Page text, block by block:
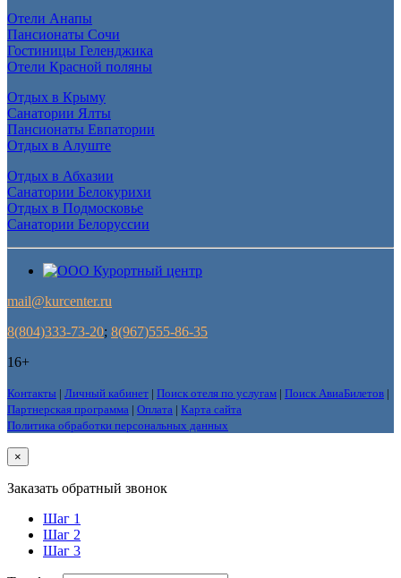
Отели Анапы
Пансионаты Сочи
Гостиницы Геленджика
Отели Красной поляны
Отдых в Крыму
Санатории Ялты
Пансионаты Евпатории
Отдых в Алуште
Отдых в Абхазии
Санатории Белокурихи
Отдых в Подмосковье
Санатории Белоруссии
mail@kurcenter.ru
8(804)333-73-20; 8(967)555-86-35
16+
Контакты | Личный кабинет | Поиск отеля по услугам | Поиск АвиаБилетов |
Партнерская программа | Оплата | Карта сайта
Политика обработки персональных данных
×
Заказать обратный звонок
Шаг 1
Шаг 2
Шаг 3